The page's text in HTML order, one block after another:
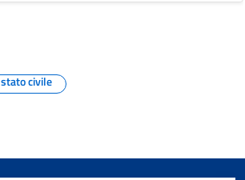
stato civile